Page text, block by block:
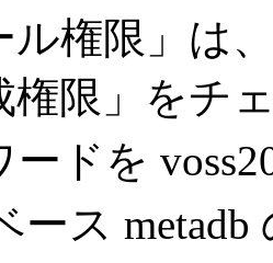
ル権限」は
権限」をチ
ードを
ース metadb